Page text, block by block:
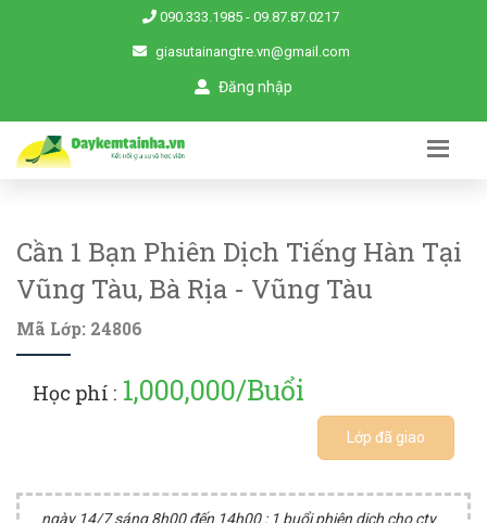
090.333.1985 - 09.87.87.0217
giasutainangtre.vn@gmail.com
Đăng nhập
Cần 1 Bạn Phiên Dịch Tiếng Hàn Tại
Vũng Tàu, Bà Rịa - Vũng Tàu
Mã Lớp: 24806
Học phí : 1,000,000/Buổi
Lớp đã giao
ngày 14/7 sáng 8h00 đến 14h00 : 1 buổi phiên dịch cho cty